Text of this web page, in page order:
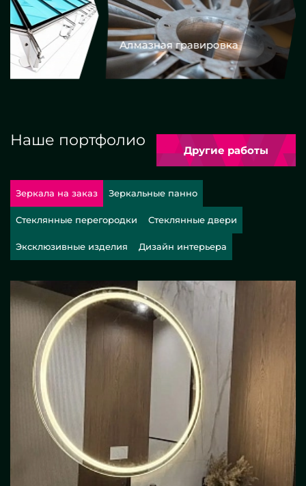
Алмазная гравировка
Наше портфолио
Другие работы
Зеркала на заказ Зеркальные панно
Стеклянные перегородки Стеклянные двери
Эксклюзивные изделия Дизайн интерьера